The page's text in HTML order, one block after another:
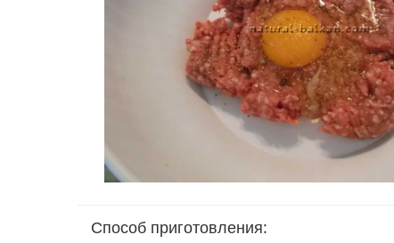
Способ приготовления: